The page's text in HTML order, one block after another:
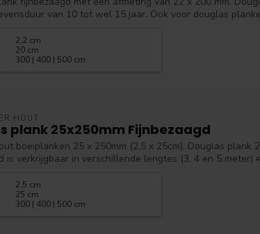
van 10 tot wel 15 jaar. Ook voor douglas
2,2 cm
20 cm
300 | 400 | 500 cm
HOUT
plank 25x250mm Fijnbezaagd
boeiplanken 25 x 250mm (2,5 x 25cm). Douglas plank
is verkrijgbaar in verschillende lengtes (3, 4 en 5 meter)
2,5 cm
25 cm
300 | 400 | 500 cm